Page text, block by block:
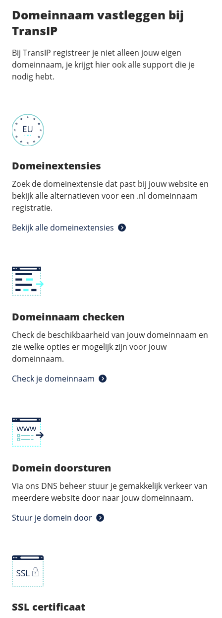
Domeinnaam vastleggen bij
TransIP
Bij TransIP registreer je niet alleen jouw eigen
domeinnaam, je krijgt hier ook alle support die je
nodig hebt.
Domeinextensies
Zoek de domeinextensie dat past bij jouw website en
bekijk alle alternatieven voor een .nl domeinnaam
registratie.
Bekijk alle domeinextensies
Domeinnaam checken
Check de beschikbaarheid van jouw domeinnaam en
zie welke opties er mogelijk zijn voor jouw
domeinnaam.
Check je domeinnaam
Domein doorsturen
Via ons DNS beheer stuur je gemakkelijk verkeer van
meerdere website door naar jouw domeinnaam.
Stuur je domein door
SSL certificaat